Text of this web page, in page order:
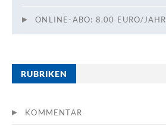
ONLINE-ABO: 8,00 EURO/JAHR
RUBRIKEN
KOMMENTAR